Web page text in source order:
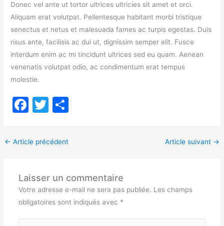
Donec vel ante ut tortor ultrices ultricies sit amet et orci.
Aliquam erat volutpat. Pellentesque habitant morbi tristique
senectus et netus et malesuada fames ac turpis egestas. Duis
risus ante, facilisis ac dui ut, dignissim semper elit. Fusce
interdum enim ac mi tincidunt ultrices sed eu quam. Aenean
venenatis volutpat odio, ac condimentum erat tempus
molestie.
F
c
e
o
o
k
T
itt
← Article précédent Article suivant →
Laisser un commentaire
Votre adresse e-mail ne sera pas publiée. Les champs
obligatoires sont indiqués avec *
Écrivez